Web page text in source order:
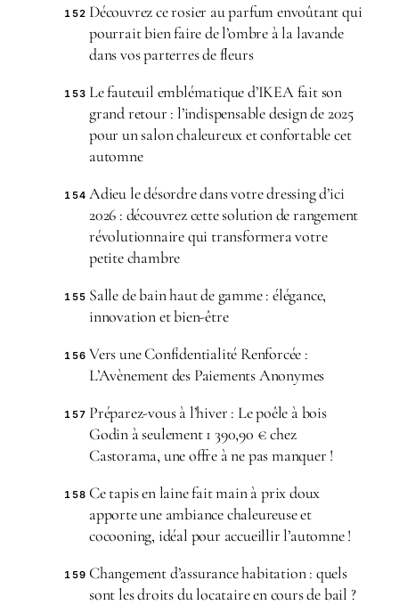
152 Découvrez ce rosier au parfum envoûtant qui
pourrait bien faire de l’ombre à la lavande
dans vos parterres de fleurs
153 Le fauteuil emblématique d’IKEA fait son
grand retour : l’indispensable design de 2025
pour un salon chaleureux et confortable cet
automne
154 Adieu le désordre dans votre dressing d’ici
2026 : découvrez cette solution de rangement
révolutionnaire qui transformera votre
petite chambre
155 Salle de bain haut de gamme : élégance,
innovation et bien-être
156 Vers une Confidentialité Renforcée :
L’Avènement des Paiements Anonymes
157 Préparez-vous à l’hiver : Le poêle à bois
Godin à seulement 1 390,90 € chez
Castorama, une offre à ne pas manquer !
158 Ce tapis en laine fait main à prix doux
apporte une ambiance chaleureuse et
cocooning, idéal pour accueillir l’automne !
159 Changement d’assurance habitation : quels
sont les droits du locataire en cours de bail ?